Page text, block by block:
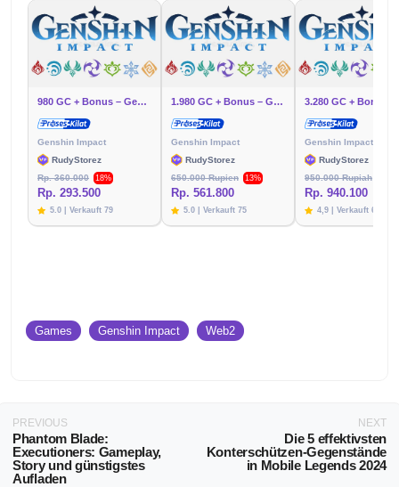
980 GC + Bonus – Genshin
Genshin Impact
RudyStorez
Rp. 360.000
18%
Rp. 293.500
5.0 | Verkauft 79
1.980 GC + Bonus – Genshin
Genshin Impact
RudyStorez
650.000 Rupien
13%
Rp. 561.800
5.0 | Verkauft 75
Genshin Impact
RudyStorez
950.000 Rupiah
Rp. 940.100
4,9 | Verkauft 67
Games Genshin Impact Web2
PREVIOUS
Phantom Blade:
Executioners: Gameplay,
Story und günstigstes
Aufladen
NEXT
Die 5 effektivsten
Konterschützen-Gegenstände
in Mobile Legends 2024